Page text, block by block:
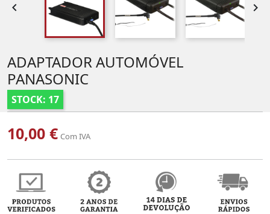
 
ADAPTADOR AUTOMÓVEL
PANASONIC
STOCK: 17
10,00 € Com IVA